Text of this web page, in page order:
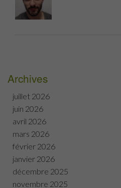
Archives
juillet 2026
juin 2026
avril 2026
mars 2026
février 2026
janvier 2026
décembre 2025
novembre 2025